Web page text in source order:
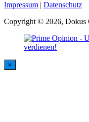
Impressum | Datenschutz
Copyright © 2026, Dokus
×